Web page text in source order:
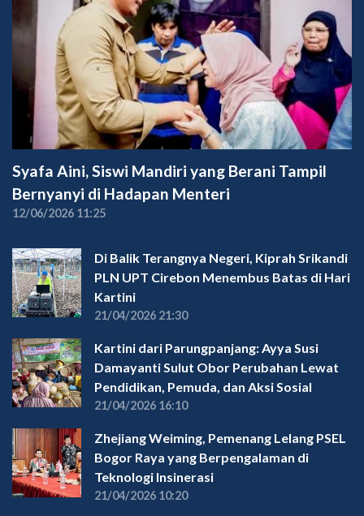
Syafa Aini, Siswi Mandiri yang Berani Tampil
Bernyanyi di Hadapan Menteri
12/06/2026 11:25
Di Balik Terangnya Negeri, Kiprah Srikandi
PLN UPT Cirebon Menembus Batas di Hari
Kartini
21/04/2026 21:30
Kartini dari Parungpanjang: Ayya Susi
Damayanti Sulut Obor Perubahan Lewat
Pendidikan, Pemuda, dan Aksi Sosial
21/04/2026 16:10
Zhejiang Weiming, Pemenang Lelang PSEL
Bogor Raya yang Berpengalaman di
Teknologi Insinerasi
21/04/2026 10:20